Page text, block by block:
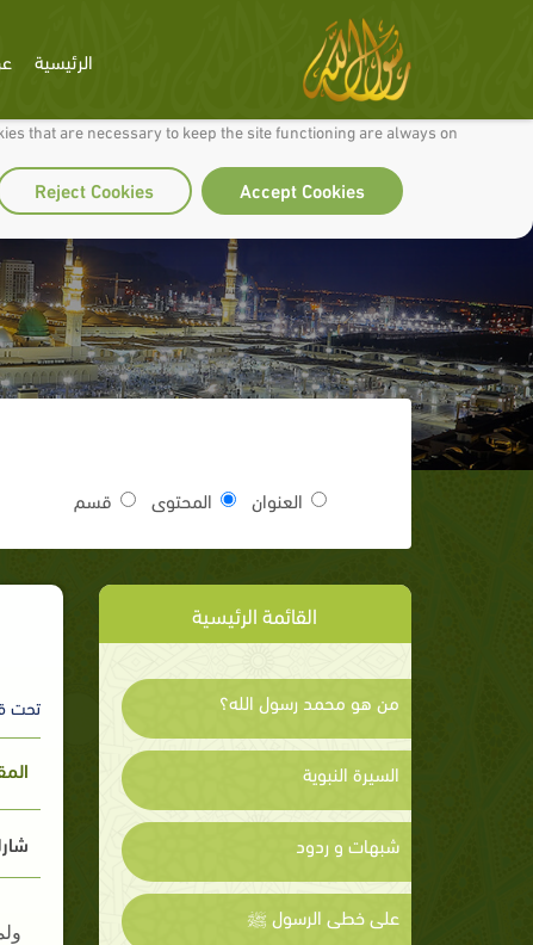
to make our site work well for you and so we can continually improve it.
that are necessary to keep the site functioning are always on
Accept Cookies
Reject Cookies
الرئيسية
العنوان المحتوى قسم
القائمة الرئيسية
من هو محمد رسول الله؟
السيرة النبوية
شبهات و ردود
على خطى الرسول ﷺ
تحت